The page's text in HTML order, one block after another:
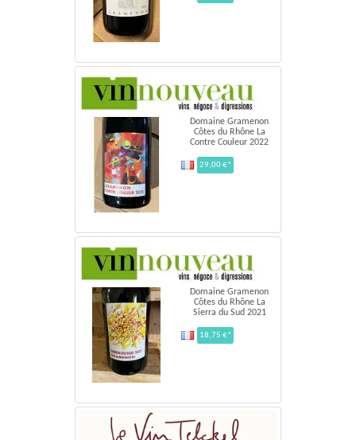
Domaine Gramenon
Côtes du Rhône La
Contre Couleur 2022
29,00 €*
Domaine Gramenon
Côtes du Rhône La
Sierra du Sud 2021
18,75 €*